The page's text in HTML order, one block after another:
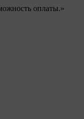
оплаты.»